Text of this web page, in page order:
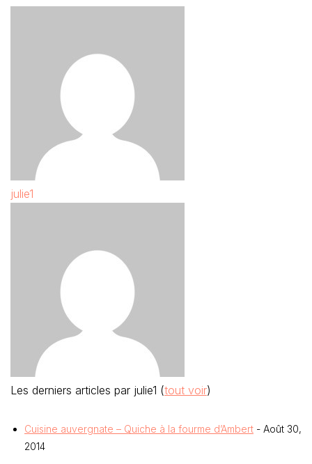
julie1
Les derniers articles par julie1 (tout voir)
Cuisine auvergnate – Quiche à la fourme d’Ambert - Août 30,
2014